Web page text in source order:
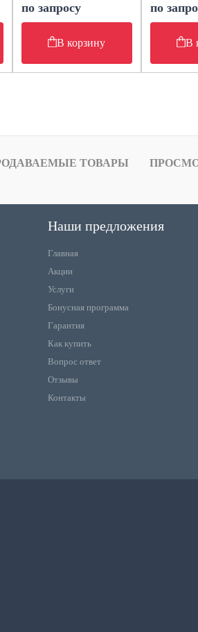
по запросу
В корзину
по
В
ТОВАРЫ
Наши предложения
Главная
Акции
Услуги
Бонусная программа
Гарантия
Как купить
Вопрос ответ
Отзывы
Контакты